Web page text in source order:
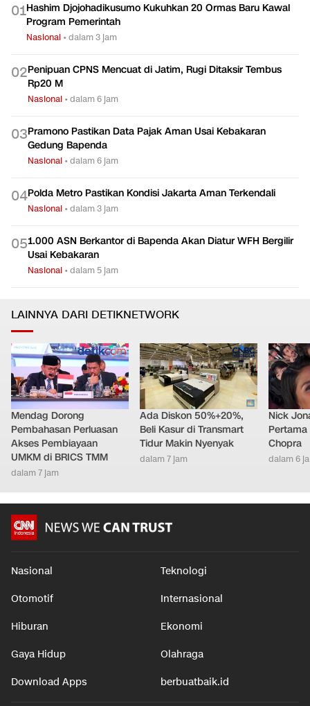
01Hashim Djojohadikusumo Kukuhkan 20 Ormas Baru Kawal
Program Pemerintah
Nasional •dalam 3 jam
02Penipuan CPNS Mencuat di Jatim, Rugi Ditaksir Tembus
Rp20 M
Nasional •dalam 6 jam
03Pramono Pastikan Data Pajak Aman Usai Kebakaran
Gedung Bapenda
Nasional •dalam 6 jam
04Polda Metro Pastikan Kondisi Jakarta Aman Terkendali
Nasional •dalam 3 jam
051.000 ASN Berkantor di Bapenda Akan Diatur WFH Bergilir
Usai Kebakaran
Nasional •dalam 5 jam
LAINNYA DARI DETIKNETWORK
Mendag Dorong
Pembahasan Perluasan
Akses Pembiayaan
UMKM di BRICS TMM
dalam 7 jam
Ada Diskon 50%+20%,
Beli Kasur di Transmart
Tidur Makin Nyenyak
dalam 7 jam
Nick
Chopra
dalam 6
Nasional Teknologi
Otomotif Internasional
Hiburan Ekonomi
Gaya Hidup Olahraga
Download Apps berbuatbaik.id